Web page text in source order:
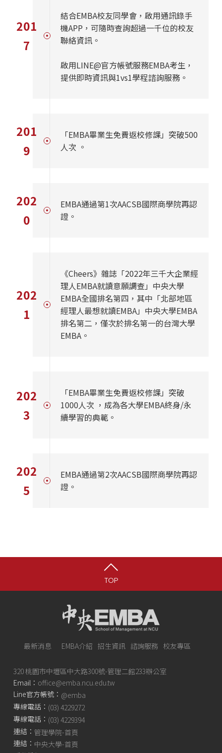
201
7
結合EMBA校友同學會，啟用通訊錄手
機APP，可隨時查詢超過一千位的校友
聯絡資訊。
啟用LINE@官方帳號服務EMBA考生，
提供即時資訊與1vs1學程諮詢服務。
201
9
「EMBA畢業生免費返校修課」突破500
人次 。
202
0
EMBA通過第1次AACSB國際商學院再認
證。
202
1
《Cheers》雜誌「2022年三千大企業經
理人EMBA就讀意願調查」中央大學
EMBA全國排名第四，其中「北部地區
經理人最想就讀EMBA」中央大學EMBA
排名第二，僅次於排名第一的台灣大學
EMBA。
202
3
「EMBA畢業生免費返校修課」突破
1000人次 ，成為各大學EMBA終身/永
續學習的典範。
202
5
EMBA通過第2次AACSB國際商學院再認
證。
TOP
最新消息 EMBA介紹 招生資訊 諮詢服務 校友專區
320 桃園市中壢區中大路300號-管理二館233辦公室
Email： office@emba.ncu.edu.tw
Line官方帳號： @emba
專線電話： (03) 4229272
專線電話： (03) 4229394
連結： 管理學院-首頁
連結： 中央大學-首頁